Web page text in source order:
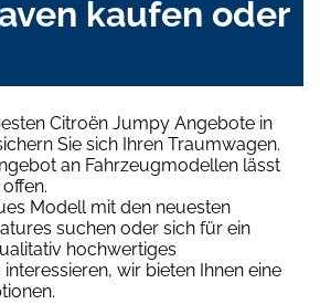
kaufen oder
Citroën Jumpy Angebote in
Sie sich Ihren Traumwagen.
an Fahrzeugmodellen lässt
Modell mit den neuesten
suchen oder sich für ein
hochwertiges
wir bieten Ihnen eine